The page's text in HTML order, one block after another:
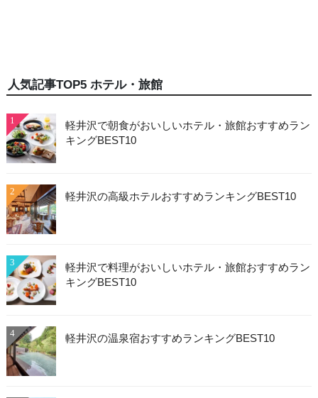
人気記事TOP5 ホテル・旅館
1
軽井沢で朝食がおいしいホテル・旅館おすすめラン
キングBEST10
2 軽井沢の高級ホテルおすすめランキングBEST10
3
軽井沢で料理がおいしいホテル・旅館おすすめラン
キングBEST10
4 軽井沢の温泉宿おすすめランキングBEST10